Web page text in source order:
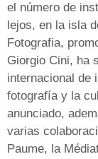
el número de
lejos, en la isla
Fotografia,
Giorgio Cini, ha
internacional de
fotografía y la
anunciado,
varias
Paume, la